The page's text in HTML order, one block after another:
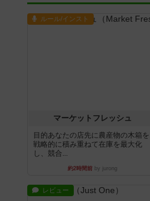
ルール/インスト
マーケットフレッシュ
目的あなたの店先に農産物の木箱を
戦略的に積み重ねて在庫を最大化
し、競合...
約2時間前 by jurong
レビュー